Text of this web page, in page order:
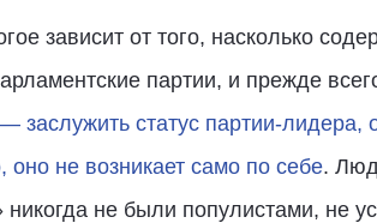
зависит от того, насколько
партии, и прежде
заслужить статус партии-
оно не возникает само по себе.
не были популистами, не